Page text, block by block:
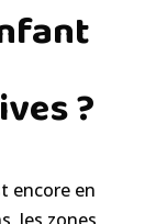
?
encore en